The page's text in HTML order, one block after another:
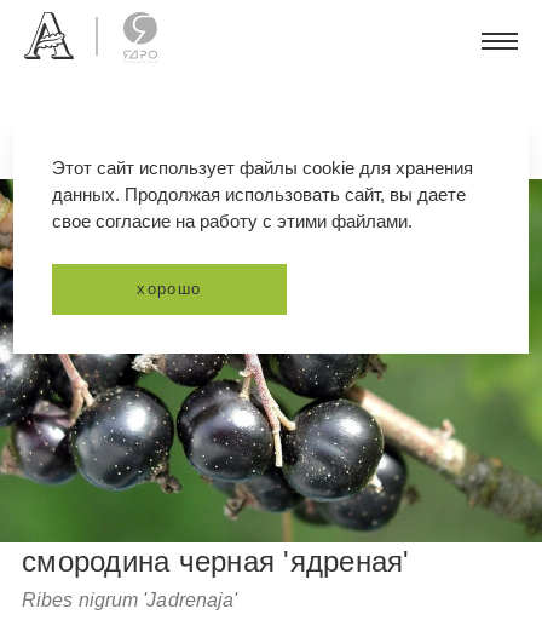
смородина черная 'ядреная'
Ribes nigrum 'Jadrenaja'
Этот сайт использует файлы cookie для хранения
данных. Продолжая использовать сайт, вы даете
свое согласие на работу с этими файлами.
хорошо